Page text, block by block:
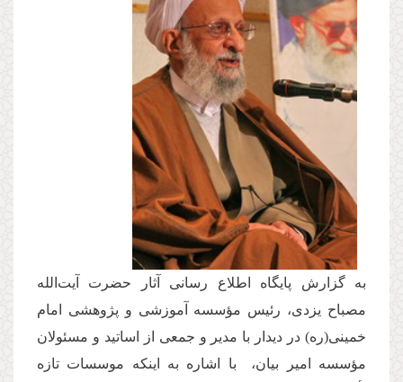
به گزارش پایگاه اطلاع رسانی آثار حضرت آیت‌الله
مصباح یزدی، رئیس مؤسسه آموزشی و پژوهشی امام
خمینی(ره) در دیدار با مدیر و جمعی از اساتید و مسئولان
مؤسسه امیر بیان، با اشاره به اینكه موسسات تازه